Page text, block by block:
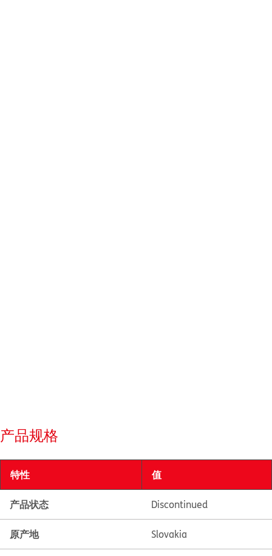
产品规格
特性 值
产品状态 Discontinued
原产地 Slovakia